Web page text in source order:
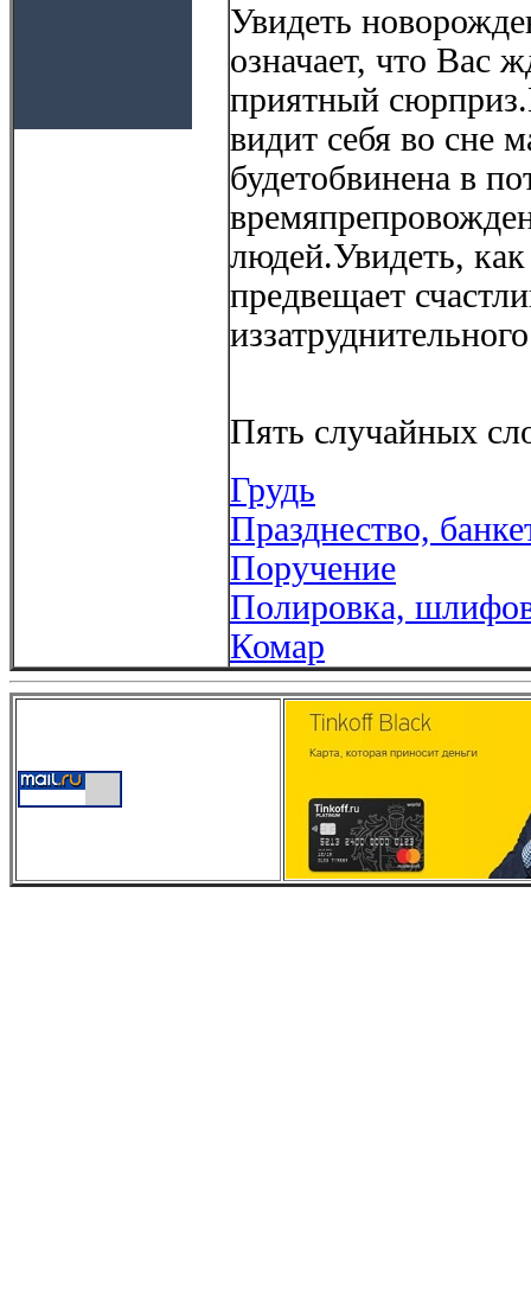
Увидеть
означает, что Вас
приятный
видит себя во сне
будетобвинена в
людей.Увидеть,
предвещает
Пять случайных
Грудь
Празднество,
Поручение
Полировка,
Комар